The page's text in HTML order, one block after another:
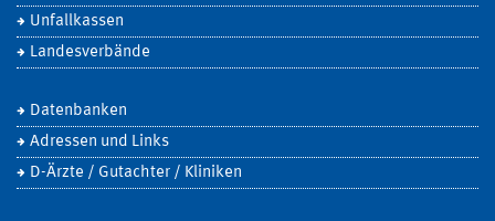
Unfallkassen
Landesverbände
Datenbanken
Adressen und Links
D-Ärzte / Gutachter / Kliniken